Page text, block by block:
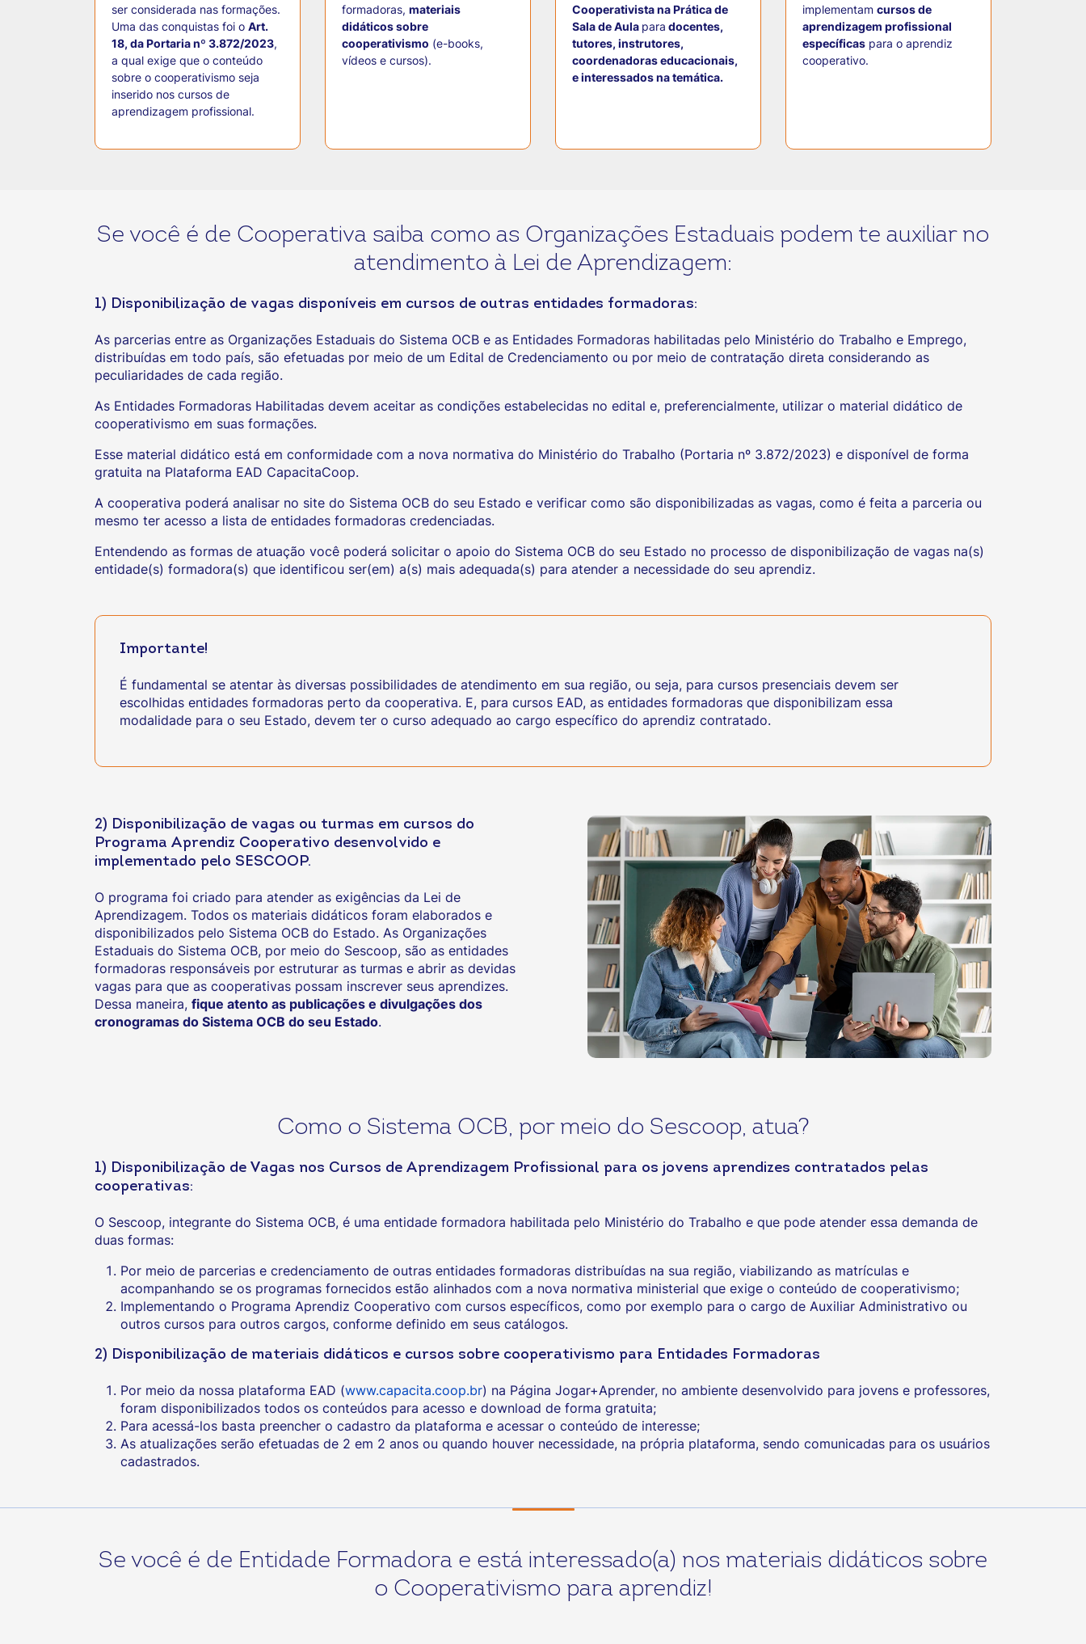
ser considerada nas formações.
Uma das conquistas foi o Art.
18, da Portaria nº 3.872/2023,
a qual exige que o conteúdo
sobre o cooperativismo seja
inserido nos cursos de
aprendizagem profissional.
formadoras, materiais
didáticos sobre
cooperativismo (e-books,
vídeos e cursos).
Cooperativista na Prática de
Sala de Aula para docentes,
tutores, instrutores,
coordenadoras educacionais,
e interessados na temática.
implementam cursos de
aprendizagem profissional
específicas para o aprendiz
cooperativo.
Se você é de Cooperativa saiba como as Organizações Estaduais podem te auxiliar no
atendimento à Lei de Aprendizagem:
1) Disponibilização de vagas disponíveis em cursos de outras entidades formadoras:
As parcerias entre as Organizações Estaduais do Sistema OCB e as Entidades Formadoras habilitadas pelo Ministério do Trabalho e Emprego,
distribuídas em todo país, são efetuadas por meio de um Edital de Credenciamento ou por meio de contratação direta considerando as
peculiaridades de cada região.
As Entidades Formadoras Habilitadas devem aceitar as condições estabelecidas no edital e, preferencialmente, utilizar o material didático de
cooperativismo em suas formações.
Esse material didático está em conformidade com a nova normativa do Ministério do Trabalho (Portaria nº 3.872/2023) e disponível de forma
gratuita na Plataforma EAD CapacitaCoop.
A cooperativa poderá analisar no site do Sistema OCB do seu Estado e verificar como são disponibilizadas as vagas, como é feita a parceria ou
mesmo ter acesso a lista de entidades formadoras credenciadas.
Entendendo as formas de atuação você poderá solicitar o apoio do Sistema OCB do seu Estado no processo de disponibilização de vagas na(s)
entidade(s) formadora(s) que identificou ser(em) a(s) mais adequada(s) para atender a necessidade do seu aprendiz.
Importante!
É fundamental se atentar às diversas possibilidades de atendimento em sua região, ou seja, para cursos presenciais devem ser
escolhidas entidades formadoras perto da cooperativa. E, para cursos EAD, as entidades formadoras que disponibilizam essa
modalidade para o seu Estado, devem ter o curso adequado ao cargo específico do aprendiz contratado.
2) Disponibilização de vagas ou turmas em cursos do
Programa Aprendiz Cooperativo desenvolvido e
implementado pelo SESCOOP.
O programa foi criado para atender as exigências da Lei de
Aprendizagem. Todos os materiais didáticos foram elaborados e
disponibilizados pelo Sistema OCB do Estado. As Organizações
Estaduais do Sistema OCB, por meio do Sescoop, são as entidades
formadoras responsáveis por estruturar as turmas e abrir as devidas
vagas para que as cooperativas possam inscrever seus aprendizes.
Dessa maneira, fique atento as publicações e divulgações dos
cronogramas do Sistema OCB do seu Estado.
Como o Sistema OCB, por meio do Sescoop, atua?
1) Disponibilização de Vagas nos Cursos de Aprendizagem Profissional para os jovens aprendizes contratados pelas
cooperativas:
O Sescoop, integrante do Sistema OCB, é uma entidade formadora habilitada pelo Ministério do Trabalho e que pode atender essa demanda de
duas formas:
Por meio de parcerias e credenciamento de outras entidades formadoras distribuídas na sua região, viabilizando as matrículas e
acompanhando se os programas fornecidos estão alinhados com a nova normativa ministerial que exige o conteúdo de cooperativismo;
Implementando o Programa Aprendiz Cooperativo com cursos específicos, como por exemplo para o cargo de Auxiliar Administrativo ou
outros cursos para outros cargos, conforme definido em seus catálogos.
2) Disponibilização de materiais didáticos e cursos sobre cooperativismo para Entidades Formadoras
Por meio da nossa plataforma EAD (www.capacita.coop.br) na Página Jogar+Aprender, no ambiente desenvolvido para jovens e professores,
foram disponibilizados todos os conteúdos para acesso e download de forma gratuita;
Para acessá-los basta preencher o cadastro da plataforma e acessar o conteúdo de interesse;
As atualizações serão efetuadas de 2 em 2 anos ou quando houver necessidade, na própria plataforma, sendo comunicadas para os usuários
cadastrados.
Se você é de Entidade Formadora e está interessado(a) nos materiais didáticos sobre
o Cooperativismo para aprendiz!